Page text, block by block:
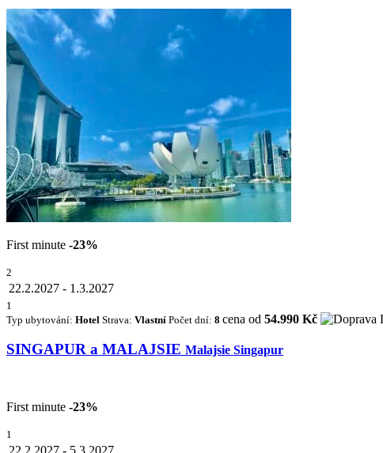
First minute -23%
2
22.2.2027 - 1.3.2027
1
Typ ubytování: Hotel Strava: Vlastní Počet dní: 8 cena od 54.990 Kč
SINGAPUR a MALAJSIE Malajsie Singapur
First minute -23%
1
22.2.2027 - 5.3.2027